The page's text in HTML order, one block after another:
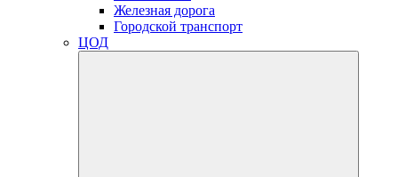
Железная дорога
Городской транспорт
ЦОД